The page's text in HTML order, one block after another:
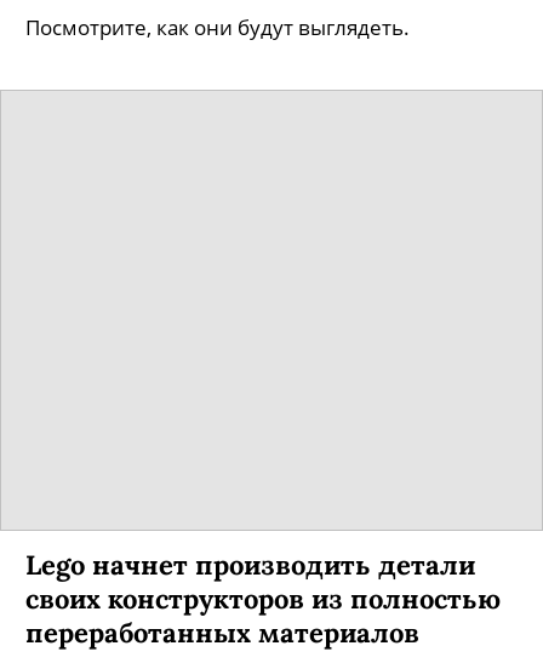
Посмотрите, как они будут выглядеть.
Lego начнет производить детали
своих конструкторов из полностью
переработанных материалов